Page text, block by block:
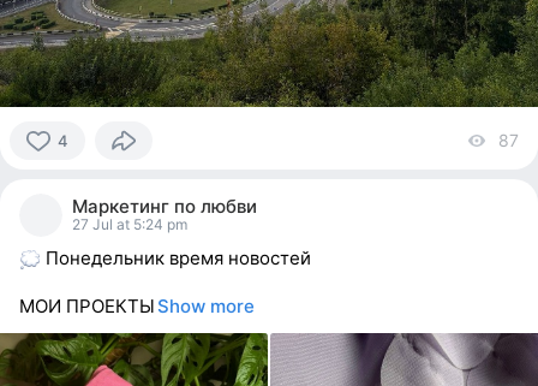
4 87
Маркетинг по любви
27 Jul at 5:24 pm
Понедельник время новостей
МОИ ПРОЕКТЫShow more